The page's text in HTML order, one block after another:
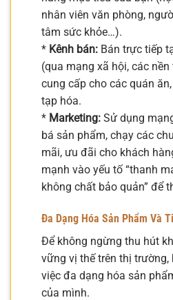
nhân viên văn phòng,
tâm sức khỏe…).
* Kênh bán: Bán trực tiếp
(qua mạng xã hội, các
cung cấp cho các quán
tạp hóa.
* Marketing: Sử dụng
bá sản phẩm, chạy các
mãi, ưu đãi cho khách
mạnh vào yếu tố “thanh
không chất bảo quản” để
Đa Dạng Hóa Sản Phẩm Và
Để không ngừng thu hút
vững vị thế trên thị trường,
việc đa dạng hóa sản
của mình.